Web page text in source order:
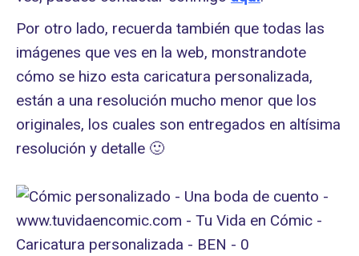
Por otro lado, recuerda también que todas las
imágenes que ves en la web, monstrandote
cómo se hizo esta caricatura personalizada,
están a una resolución mucho menor que los
originales, los cuales son entregados en altísima
resolución y detalle 🙂